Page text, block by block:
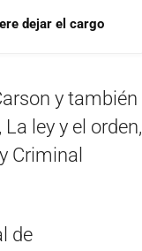
dejar el cargo
y también
ley y el orden,
Criminal
de